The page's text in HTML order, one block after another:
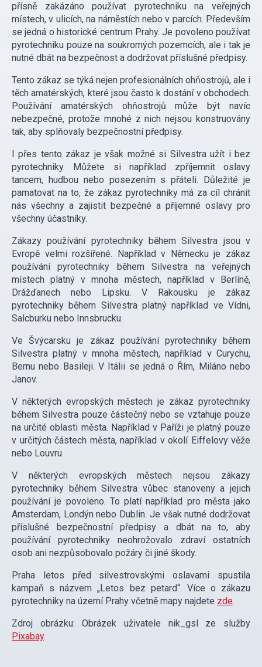
přísně zakázáno používat pyrotechniku na veřejných
místech, v ulicích, na náměstích nebo v parcích. Především
se jedná o historické centrum Prahy. Je povoleno používat
pyrotechniku pouze na soukromých pozemcích, ale i tak je
nutné dbát na bezpečnost a dodržovat příslušné předpisy.
Tento zákaz se týká nejen profesionálních ohňostrojů, ale i
těch amatérských, které jsou často k dostání v obchodech.
Používání amatérských ohňostrojů může být navíc
nebezpečné, protože mnohé z nich nejsou konstruovány
tak, aby splňovaly bezpečnostní předpisy.
I přes tento zákaz je však možné si Silvestra užít i bez
pyrotechniky. Můžete si například zpříjemnit oslavy
tancem, hudbou nebo posezením s přáteli. Důležité je
pamatovat na to, že zákaz pyrotechniky má za cíl chránit
nás všechny a zajistit bezpečné a příjemné oslavy pro
všechny účastníky.
Zákazy používání pyrotechniky během Silvestra jsou v
Evropě velmi rozšířené. Například v Německu je zákaz
používání pyrotechniky během Silvestra na veřejných
místech platný v mnoha městech, například v Berlíně,
Drážďanech nebo Lipsku. V Rakousku je zákaz
pyrotechniky během Silvestra platný například ve Vídni,
Salcburku nebo Innsbrucku.
Ve Švýcarsku je zákaz používání pyrotechniky během
Silvestra platný v mnoha městech, například v Curychu,
Bernu nebo Basileji. V Itálii se jedná o Řím, Miláno nebo
Janov.
V některých evropských městech je zákaz pyrotechniky
během Silvestra pouze částečný nebo se vztahuje pouze
na určité oblasti města. Například v Paříži je platný pouze
v určitých částech města, například v okolí Eiffelovy věže
nebo Louvru.
V některých evropských městech nejsou zákazy
pyrotechniky během Silvestra vůbec stanoveny a jejich
používání je povoleno. To platí například pro města jako
Amsterdam, Londýn nebo Dublin. Je však nutné dodržovat
příslušné bezpečnostní předpisy a dbát na to, aby
používání pyrotechniky neohrožovalo zdraví ostatních
osob ani nezpůsobovalo požáry či jiné škody.
Praha letos před silvestrovskými oslavami spustila
kampaň s názvem „Letos bez petard“. Více o zákazu
pyrotechniky na území Prahy včetně mapy najdete zde.
Zdroj obrázku: Obrázek uživatele nik_gsl ze služby
Pixabay.